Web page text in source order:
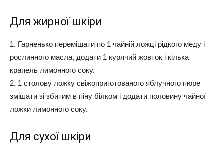
Для жирної шкіри
1. Гарненько перемішати по 1 чайній ложці рідкого меду і
рослинного масла, додати 1 курячий жовток і кілька
крапель лимонного соку.
2. 1 столову ложку свіжоприготованого яблучного пюре
змішати зі збитим в піну білком і додати половину чайної
ложки лимонного соку.
Для сухої шкіри